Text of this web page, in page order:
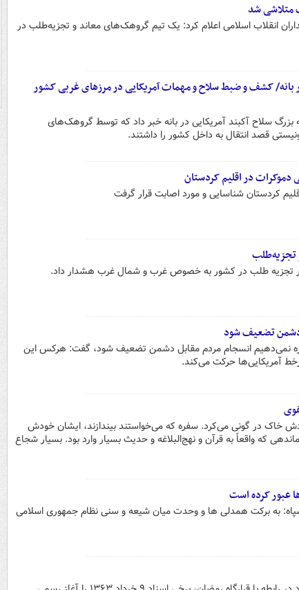
متلاشی شد
انقلاب اسلامی اعلام کرد: یک تیم گروهک‌های معاند و تجزیه‌طلب در
کشف و ضبط سلاح و مهمات آمریکایی در مرزهای غربی کشور
سلاح آکبند آمریکایی در بانه خبر داد که توسط گروهک‌های
قصد انتقال به داخل کشور را داشتند.
در اقلیم کردستان
کردستان شناسایی و مورد اصابت قرار گرفت
تجزیه‌طلب
تجزیه طلب در کشور به خصوص غرب و شمال غرب هشدار داد.
دشمن تضعیف شود
اجازه نمی‌دهیم انسجام مردم مقابل دشمن تضعیف شود، گفت: هرکس این
آمریکایی‌ها حرکت می‌کند.
خاک در گونی می‌کرد. سفره که می‌خواستند بیندازند، ایشان خودش
که واقعاً به قرآن و نهج‌البلاغه و حدیث بسیار وارد بود. بسیار شجاع
عبور کرده است
سپاه: به برکت همدلی ها و وحدت میان شیعه و سنی نظام جمهوری اسلامی